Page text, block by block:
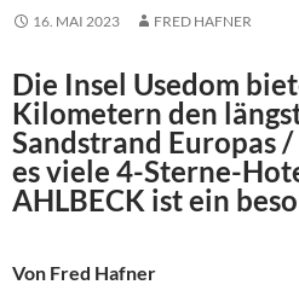
16. MAI 2023 FRED HAFNER
Die Insel Usedom
Kilometern den
Sandstrand Europas
es viele 4-Sterne-
AHLBECK ist ein
Von Fred Hafner